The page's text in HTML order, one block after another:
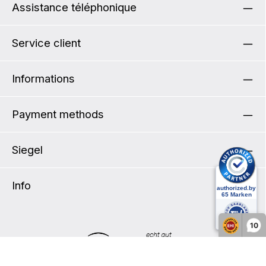
10
Volume : 16 LPoids : 1100 gL x H x P : 29 x 38 x
15 cmCharge utile : 9 kgMatériau : PS33
Assistance téléphonique
Service client
Informations
Payment methods
Siegel
Info